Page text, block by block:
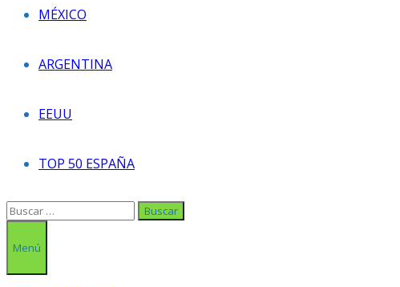
MÉXICO
ARGENTINA
EEUU
TOP 50 ESPAÑA
Buscar:
Menú